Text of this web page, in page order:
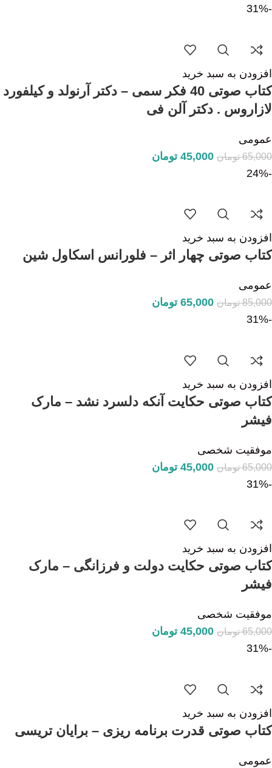
-31%
افزودن به سبد خرید
کتاب صوتی 40 فکر سمی – دکتر آرنولد و کیلفورد
لازاروس . دکتر آلن فی
عمومی
65,000 تومان 45,000 تومان
-24%
افزودن به سبد خرید
کتاب صوتی چهار اثر – فلورانس اسکاول شین
عمومی
85,000 تومان 65,000 تومان
-31%
افزودن به سبد خرید
کتاب صوتی حکایت آنکه دلسرد نشد – مارک
فیشر
موفقیت شخصی
65,000 تومان 45,000 تومان
-31%
افزودن به سبد خرید
کتاب صوتی حکایت دولت و فرزانگی – مارک
فیشر
موفقیت شخصی
65,000 تومان 45,000 تومان
-31%
افزودن به سبد خرید
کتاب صوتی قدرت برنامه ریزی – برایان تریسی
عمومی